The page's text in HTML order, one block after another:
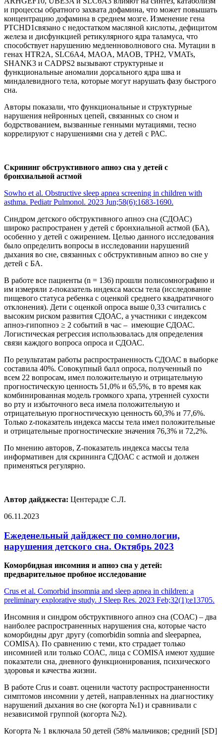
и процессы обратного захвата дофамина, что может повышать
концентрацию дофамина в среднем мозге. Изменение гена
PTCHD1связано с недостатком масляной кислоты, дефицитом
железа и дисфункцией ретикулярного ядра таламуса, что
способствует нарушению медленноволнового сна. Мутации в
генах HTR2A, SLC6A4, MAOA, MAOB, TPH2, VMATs,
SHANK3 и CADPS2 вызывают структурные и
функциональные аномалии дорсального ядра шва и
миндалевидного тела, которые могут нарушать фазу быстрого
сна.
Авторы показали, что функциональные и структурные
нарушения нейронных цепей, связанных со сном и
бодрствованием, вызванные генными мутациями, тесно
коррелируют с нарушениями сна у детей с РАС.
Скрининг обструктивного апноэ сна у детей с
бронхиальной астмой
Sowho et al. Obstructive sleep apnea screening in children with
asthma. Pediatr Pulmonol. 2023 Jun;58(6):1683-1690.
Синдром детского обструктивного апноэ сна (СДОАС)
широко распространен у детей с бронхиальной астмой (БА),
особенно у детей с ожирением. Целью данного исследования
было определить вопросы в исследовании нарушений
дыхания во сне, связанных с обструктивным апноэ во сне у
детей с БА.
В работе все пациенты (n = 136) прошли полисомнографию и
им измеряли z-показатель индекса массы тела (исследование
пищевого статуса ребенка с оценкой среднего квадратичного
отклонения). Дети с оценкой опроса выше 0,33 считались с
высоким риском развития СДОАС, а участники с индексом
апноэ-гипопноэ ≥ 2 событий в час – имеющие СДОАС.
Логистическая регрессия использовалась для определения
связи каждого вопроса опроса и СДОАС.
По результатам работы распространенность СДОАС в выборке
составила 40%. Совокупный балл опроса, полученный по
всем 22 вопросам, имел положительную и отрицательную
прогностическую ценность 51,0% и 65,5%, в то время как
комбинированная модель громкого храпа, утренней сухости
во рту и избыточного веса имела положительную и
отрицательную прогностическую ценность 60,3% и 77,6%.
Только z-показатель индекса массы тела имел положительные
и отрицательные прогностические значения 76,3% и 72,2%.
По мнению авторов, Z-показатель индекса массы тела
информативен для скрининга СДОАС с астмой и должен
применяться регулярно.
Автор дайджеста: Центерадзе С.Л.
06.11.2023
Ежеденельный дайджест по сомнологии,
нарушения детского сна. Октябрь 2023
Коморбидная инсомния и апноэ сна у детей:
предварительное пробное исследование
Crus et al. Comorbid insomnia and sleep apnea in children: a
preliminary explorative study. J Sleep Res. 2023 Feb;32(1):e13705.
Инсомния и синдром обструктивного апноэ сна (СОАС) – два
наиболее распространенных нарушения сна, которые часто
коморбидны друг другу (comorbidin somnia and sleepapnea,
COMISA). По сравнению с теми, кто страдает только
инсомнией или только СОАС, лица с COMISA имеют худшие
показатели сна, дневного функционирования, психического
здоровья и качества жизни.
В работе Crus и соавт. оценили частоту распространенности
симптомов инсомнии у детей, направленных на диагностику
нарушений дыхания во сне (когорта №1) и сравнивали с
независимой группой (когорта №2).
Когорта № 1 включала 50 детей (58% мальчиков; средний [SD]